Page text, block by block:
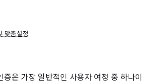
맞춤설정
증은 가장 일반적인 사용자 여정 중 하나이